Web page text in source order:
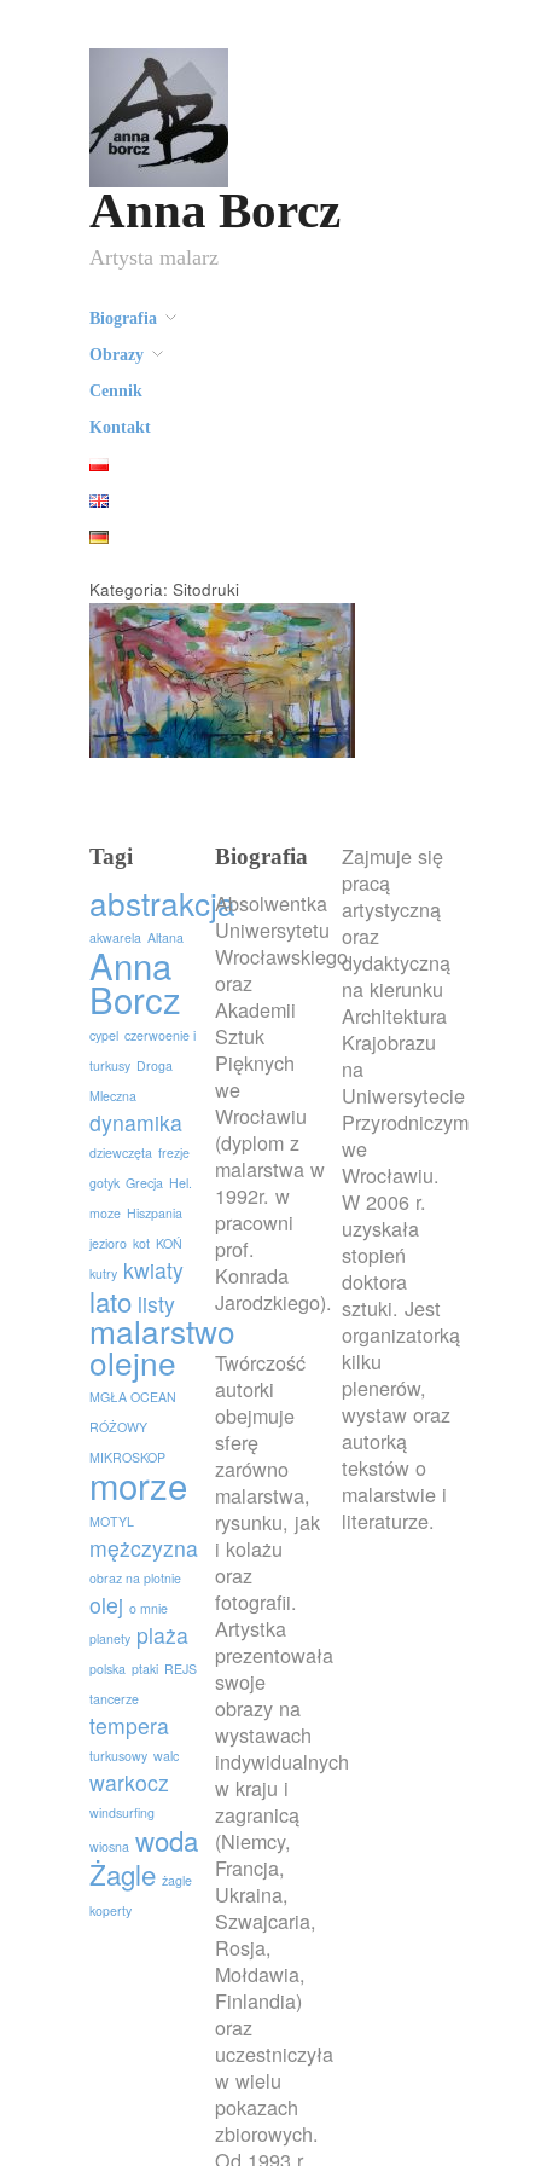
Anna Borcz
Artysta malarz
Biografia
Obrazy
Cennik
Kontakt
Kategoria: Sitodruki
Tagi
abstrakcja
akwarela Altana
Anna
Borcz
cypel czerwoenie i
turkusy Droga
Mleczna
dynamika
dziewczęta frezje
gotyk Grecja Hel.
moze Hiszpania
jezioro kot KOŃ
kutry kwiaty
lato listy
malarstwo
olejne
MGŁA OCEAN
RÓŻOWY
MIKROSKOP
morze
MOTYL
mężczyzna
obraz na plotnie
olej o mnie
planety plaża
polska ptaki REJS
tancerze
tempera
turkusowy walc
warkocz
windsurfing
wiosna woda
Żagle żagle
koperty
Biografia
Absolwentka
Uniwersytetu
Wrocławskiego
oraz
Akademii
Sztuk
Pięknych
we
Wrocławiu
(dyplom z
malarstwa w
1992r. w
pracowni
prof.
Konrada
Jarodzkiego).
Twórczość
autorki
obejmuje
sferę
zarówno
malarstwa,
rysunku, jak
i kolażu
oraz
fotografii.
Artystka
prezentowała
swoje
obrazy na
wystawach
indywidualnych
w kraju i
zagranicą
(Niemcy,
Francja,
Ukraina,
Szwajcaria,
Rosja,
Mołdawia,
Finlandia)
oraz
uczestniczyła
w wielu
pokazach
zbiorowych.
Zajmuje się
pracą
artystyczną
oraz
dydaktyczną
na kierunku
Architektura
Krajobrazu
na
Uniwersytecie
Przyrodniczym
we
Wrocławiu.
W 2006 r.
uzyskała
stopień
doktora
sztuki. Jest
organizatorką
kilku
plenerów,
wystaw oraz
autorką
tekstów o
malarstwie i
literaturze.